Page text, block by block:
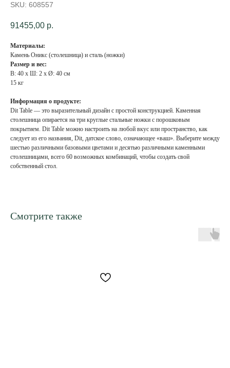
SKU: 608557
91455,00 р.
Материалы:
Камень Оникс (столешница) и сталь (ножки)
Размер и вес:
В: 40 x Ш: 2 x Ø: 40 см
15 кг
Информация о продукте:
Dit Table — это выразительный дизайн с простой конструкцией. Каменная
столешница опирается на три круглые стальные ножки с порошковым
покрытием. Dit Table можно настроить на любой вкус или пространство, как
следует из его названия, Dit, датское слово, означающее «ваш». Выберите между
шестью различными базовыми цветами и десятью различными каменными
столешницами, всего 60 возможных комбинаций, чтобы создать свой
собственный стол.
Смотрите также